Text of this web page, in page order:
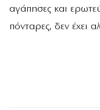
αγάπησες και
πόνταρες, δεν έχει